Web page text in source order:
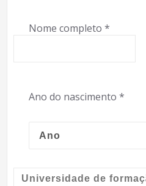
Nome completo *
Ano do nascimento *